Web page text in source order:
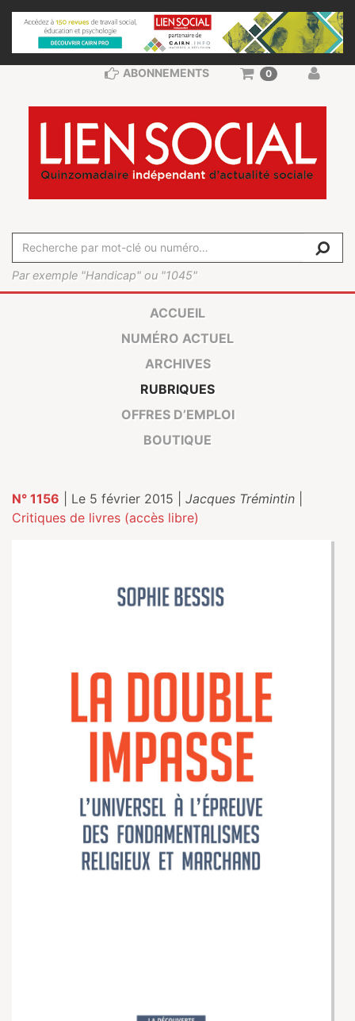
Par exemple "Handicap" ou "1045"
ABONNEMENTS 0
ACCUEIL
NUMÉRO ACTUEL
ARCHIVES
RUBRIQUES
OFFRES D’EMPLOI
BOUTIQUE
N° 1156 | Le 5 février 2015 | Jacques Trémintin
Critiques de livres (accès libre)